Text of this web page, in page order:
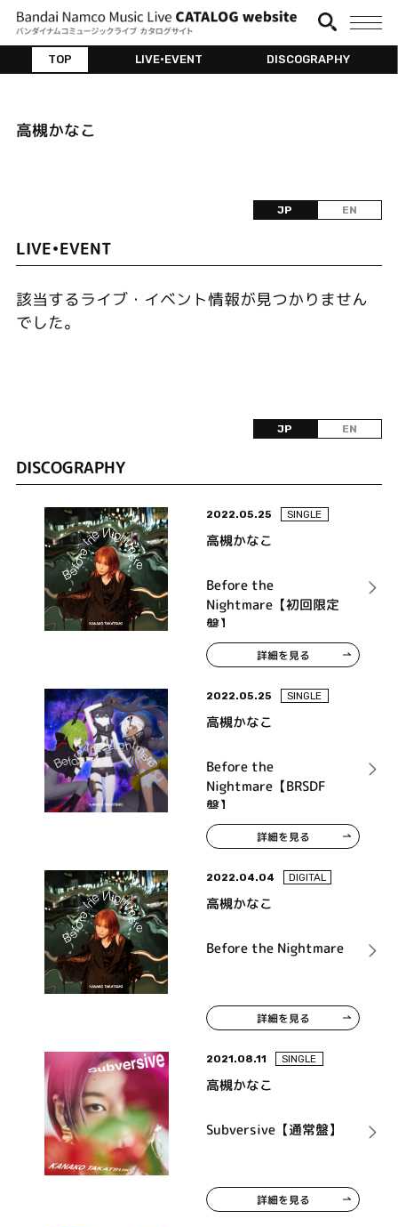
TOP LIVE•EVENT DISCOGRAPHY
高槻かなこ
JP EN
LIVE•EVENT
該当するライブ・イベント情報が見つかりません
でした。
JP EN
DISCOGRAPHY
2022.05.25 SINGLE
高槻かなこ
Before the
Nightmare【初回限定
盤】
詳細を見る
2022.05.25 SINGLE
高槻かなこ
Before the
Nightmare【BRSDF
盤】
詳細を見る
2022.04.04 DIGITAL
高槻かなこ
Before the Nightmare
詳細を見る
2021.08.11 SINGLE
高槻かなこ
Subversive【通常盤】
詳細を見る